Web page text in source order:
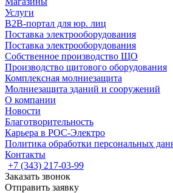
Услуги
B2B-портал для юр. лиц
Поставка электрооборудования
Поставка электрооборудования
Собственное производство ЩО
Производство щитового оборудования
Комплексная молниезащита
Молниезащита зданий и сооружений
О компании
Новости
Благотворительность
Карьера в РОС-Электро
Политика обработки персональных
Контакты
+7 (343) 217-03-99
Заказать звонок
Отправить заявку